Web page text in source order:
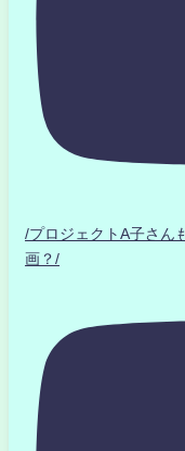
/プロジェクトA子さ
画？/